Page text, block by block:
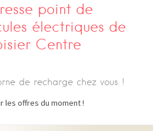
point de
électriques de
Centre
de recharge chez vous !
les offres du moment !